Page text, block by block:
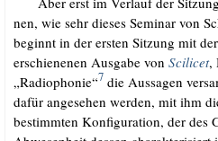
nen, wie sehr die­ses Semi­nar von
beginnt in der ers­ten Sit­zung mit
erschie­ne­nen Aus­ga­be von Sci­li­cet,
„Radio­pho­nie“7 die Aus­sa­gen
dafür ange­se­hen wer­den, mit ihm
bestimm­ten Kon­fi­gu­ra­ti­on, der des